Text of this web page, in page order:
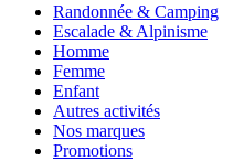
Randonnée & Camping
Escalade & Alpinisme
Homme
Femme
Enfant
Autres activités
Nos marques
Promotions